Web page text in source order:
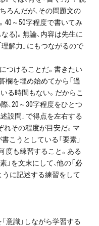
ろんだが、その問題文の
40～50字程度で書いてみ
る)。無論、内容は先生に
理解力」にもつながるので
つけることだ。書きたい
欄を埋め始めてから「過
る時間もない。だからこ
、20～30字程度をひとつ
設問」で得点を左右する
れその程度が目安だ。マ
こうとしている「要素」
度も練習すること。ある
」を文末にして、他の「必
うに記述する練習をして
意識」しながら学習する